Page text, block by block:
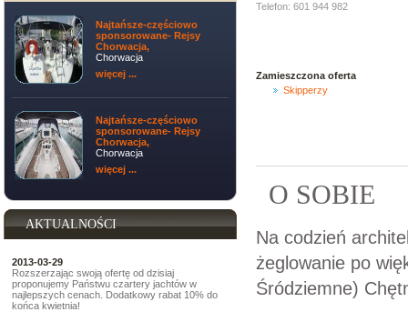
Najtańsze-częściowo
sponsorowane- Rejsy
Chorwacja,
Chorwacja
więcej ...
Najtańsze-częściowo
sponsorowane- Rejsy
Chorwacja,
Chorwacja
więcej ...
AKTUALNOŚCI
2013-03-29
Rozszerzając swoją ofertę od dzisiaj
proponujemy Państwu czartery jachtów w
najlepszych cenach. Dodatkowy rabat 10% do
końca kwietnia!
Telefon: 601 944 982
Zamieszczona oferta
Skipperzy
O SOBIE
Na codzień
żeglowanie po
Śródziemne)